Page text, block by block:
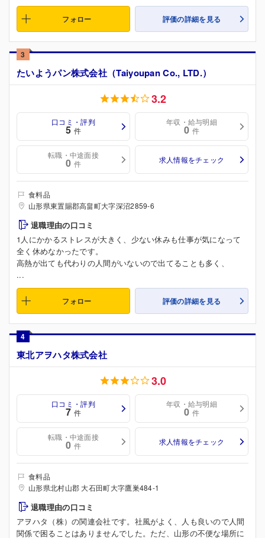
フォロー 評価の詳細を見る
3
たいようパン株式会社（Taiyoupan Co., LTD.）
3.2
口コミ・評判
5 件
年収・給与明細
0 件
転職・中途面接
0 件 求人情報をチェック
食料品
山形県東置賜郡高畠町大字深沼2859-6
退職理由の口コミ
1人にかかるストレスが大きく、少ない休みも仕事が気になって
全く休めなかったです。
高熱が出ても代わりの人間がいないので出てることも多く、
...
フォロー 評価の詳細を見る
4
東北アヲハタ株式会社
3.0
口コミ・評判
7 件
年収・給与明細
0 件
転職・中途面接
0 件 求人情報をチェック
食料品
山形県北村山郡 大石田町大字鷹巣484-1
退職理由の口コミ
アヲハタ（株）の関連会社です。社風がよく、人も良いので人間
関係で困ることはありませんでした。ただ、山形の不便な場所に